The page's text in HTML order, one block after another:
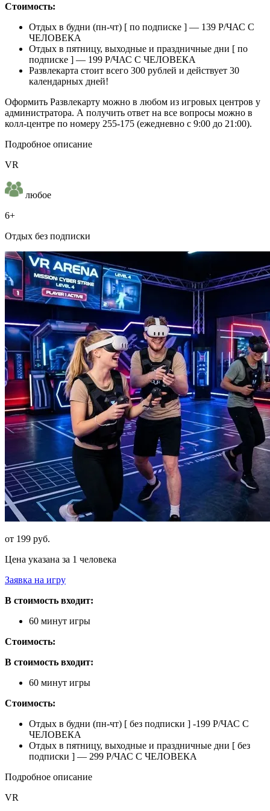
Стоимость:
Отдых в будни (пн-чт) [ по подписке ] — 139 Р/ЧАС С
ЧЕЛОВЕКА
Отдых в пятницу, выходные и праздничные дни [ по
подписке ] — 199 Р/ЧАС С ЧЕЛОВЕКА
Развлекарта стоит всего 300 рублей и действует 30
календарных дней!
Оформить Развлекарту можно в любом из игровых центров у
администратора. А получить ответ на все вопросы можно в
колл-центре по номеру 255-175 (ежедневно с 9:00 до 21:00).
Подробное описание
VR
любое
6+
Отдых без подписки
от 199 руб.
Цена указана за 1 человека
Заявка на игру
В стоимость входит:
60 минут игры
Стоимость:
В стоимость входит:
60 минут игры
Стоимость:
Отдых в будни (пн-чт) [ без подписки ] -199 Р/ЧАС С
ЧЕЛОВЕКА
Отдых в пятницу, выходные и праздничные дни [ без
подписки ] — 299 Р/ЧАС С ЧЕЛОВЕКА
Подробное описание
VR